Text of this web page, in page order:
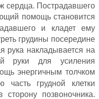
сердца. Пострадавшего
помощь становится
и кладет ему
грудины посередине
рука накладывается на
руки для усиления
энергичным толчком
грудной клетки
позвоночника.